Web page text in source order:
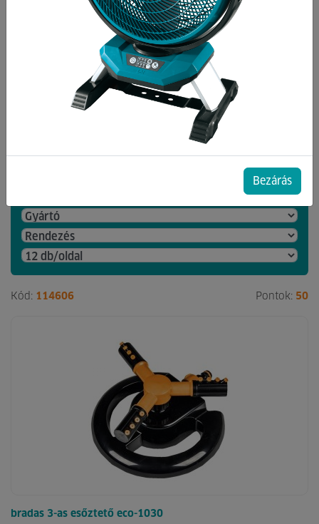
Automata locsoló
Csepegtető öntözés
Locsoló csatlakozó
Locsolófej
Kód: 114606 Pontok: 50
bradas 3-as esőztető eco-1030
Bezárás